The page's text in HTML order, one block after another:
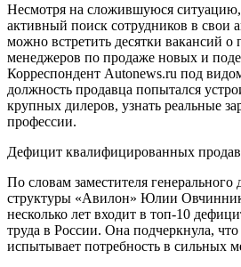
Несмотря на сложившуюся
активный поиск сотрудников в свои
можно встретить десятки вакансий о
менеджеров по продаже новых и
Корреспондент Autonews.ru под
должность продавца попытался
крупных дилеров, узнать реальные
профессии.
Дефицит квалифицированных
По словам заместителя генерального
структуры «Авилон» Юлии
несколько лет входит в топ-10
труда в России. Она подчеркнула,
испытывает потребность в сильных